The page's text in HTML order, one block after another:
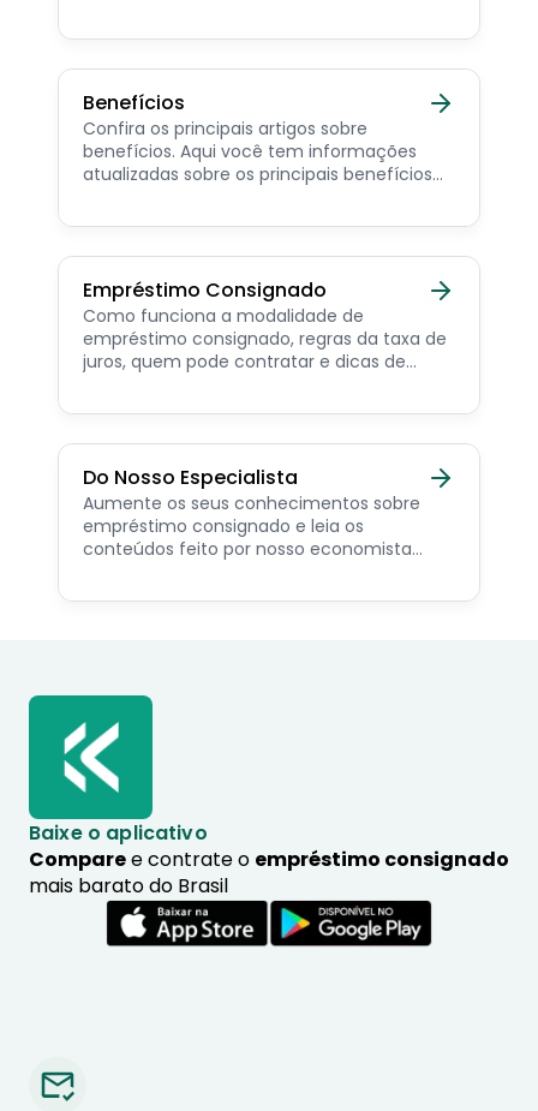
consignado privado.
Benefícios
Confira os principais artigos sobre
benefícios. Aqui você tem informações
atualizadas sobre os principais benefícios
pensionista e beneficiários de programas
Empréstimo Consignado
Como funciona a modalidade de
empréstimo consignado, regras da taxa de
juros, quem pode contratar e dicas de
Do Nosso Especialista
Aumente os seus conhecimentos sobre
empréstimo consignado e leia os
conteúdos feito por nosso economista
Baixe o aplicativo
Comparee contrate o empréstimo consignado
mais barato do Brasil